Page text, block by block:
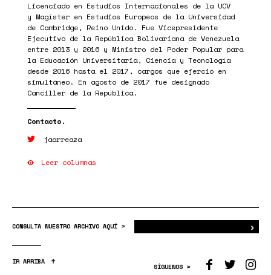
Licenciado en Estudios Internacionales de la UCV
y Magíster en Estudios Europeos de la Universidad
de Cambridge, Reino Unido. Fue Vicepresidente
Ejecutivo de la República Bolivariana de Venezuela
entre 2013 y 2016 y Ministro del Poder Popular para
la Educación Universitaria, Ciencia y Tecnología
desde 2016 hasta el 2017, cargos que ejerció en
simultáneo. En agosto de 2017 fue designado
Canciller de la República.
jaarreaza
Leer columnas
CONSULTA NUESTRO ARCHIVO AQUÍ > ›
IR ARRIBA
SÍGUENOS >